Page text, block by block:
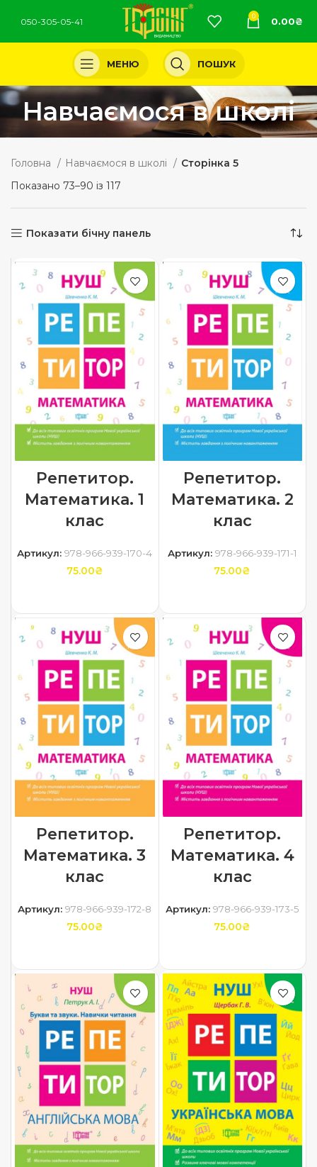
050-305-05-41
0 0.00₴
МЕНЮ ПОШУК
Навчаємося в школі
Головна Навчаємося в школі
Сторінка 5
Показано 73–90 із 117
Показати бічну панель
Репетитор.
Математика. 1
клас
Артикул:978-966-939-170-4
75.00₴
Репетитор.
Математика. 2
клас
Артикул: 978-966-939-171-1
75.00₴
Репетитор.
Математика. 3
клас
Артикул:978-966-939-172-8
75.00₴
Репетитор.
Математика. 4
клас
Артикул: 978-966-939-173-5
75.00₴